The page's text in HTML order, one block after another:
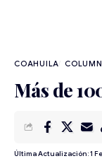
COAHUILA
Más de
Última Actualización: 1